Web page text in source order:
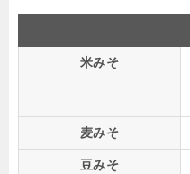
米みそ
麦みそ
豆みそ